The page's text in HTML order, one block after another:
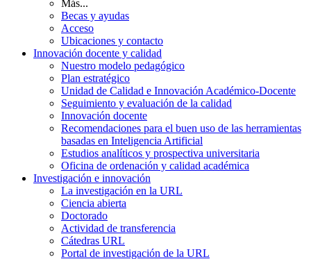
Más...
Becas y ayudas
Acceso
Ubicaciones y contacto
Innovación docente y calidad
Nuestro modelo pedagógico
Plan estratégico
Unidad de Calidad e Innovación Académico-Docente
Seguimiento y evaluación de la calidad
Innovación docente
Recomendaciones para el buen uso de las herramientas
basadas en Inteligencia Artificial
Estudios analíticos y prospectiva universitaria
Oficina de ordenación y calidad académica
Investigación e innovación
La investigación en la URL
Ciencia abierta
Doctorado
Actividad de transferencia
Cátedras URL
Portal de investigación de la URL